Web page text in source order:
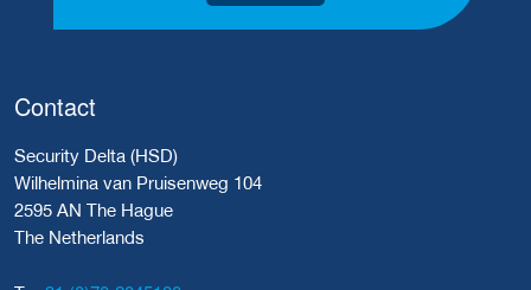
Contact
Security Delta (HSD)
Wilhelmina van Pruisenweg 104
2595 AN The Hague
The Netherlands